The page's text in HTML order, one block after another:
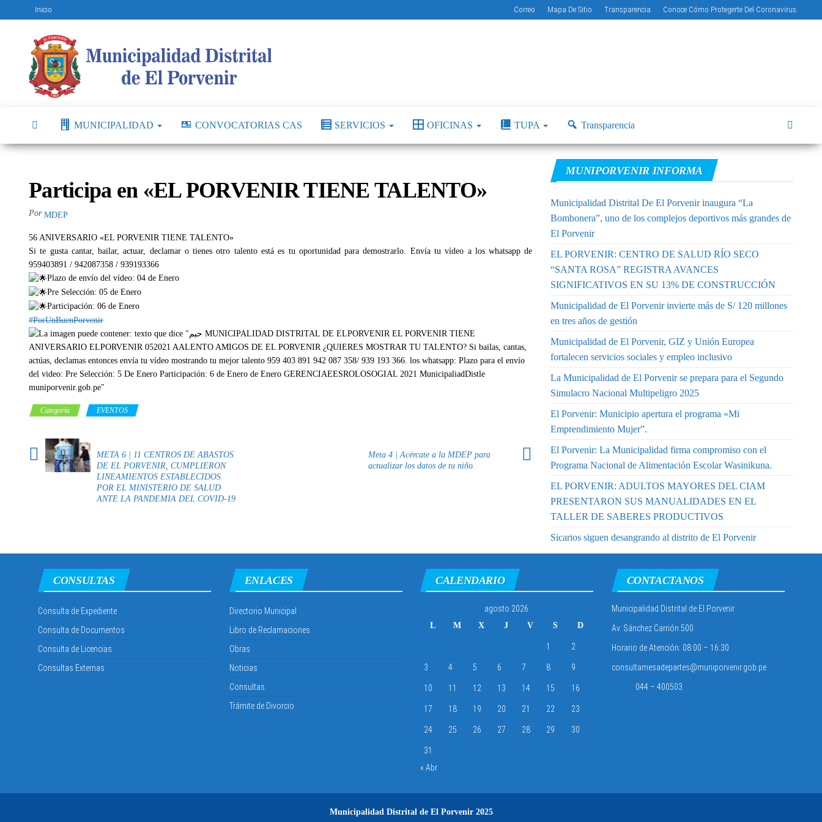
Inicio Correo Mapa De Sitio Transparencia Conoce Cómo Protegerte Del Coronavirus
del
MUNICIPALIDAD CONVOCATORIAS CAS SERVICIOS OFICINAS TUPA Transparencia
Participa en «EL PORVENIR TIENE TALENTO»
Por MDEP
56 ANIVERSARIO «EL PORVENIR TIENE TALENTO»
Si te gusta cantar, bailar, actuar, declamar o tienes otro talento está es tu oportunidad para demostrarlo. Envía tu vídeo a los whatsapp de
959403891 / 942087358 / 939193366
Plazo de envío del vídeo: 04 de Enero
Pre Selección: 05 de Enero
Participación: 06 de Enero
#PorUnBuenPorvenir
Categoría EVENTOS
META 6 | 11 CENTROS DE ABASTOS
DE EL PORVENIR, CUMPLIERON
LINEAMIENTOS ESTABLECIDOS
POR EL MINISTERIO DE SALUD
ANTE LA PANDEMIA DEL COVID-19
Meta 4 | Acércate a la MDEP para
actualizar los datos de tu niño.
MUNIPORVENIR INFORMA
Municipalidad Distrital De El Porvenir inaugura “La
Bombonera”, uno de los complejos deportivos más grandes de
El Porvenir
EL PORVENIR: CENTRO DE SALUD RÍO SECO
“SANTA ROSA” REGISTRA AVANCES
SIGNIFICATIVOS EN SU 13% DE CONSTRUCCIÓN
Municipalidad de El Porvenir invierte más de S/ 120 millones
en tres años de gestión
Municipalidad de El Porvenir, GIZ y Unión Europea
fortalecen servicios sociales y empleo inclusivo
La Municipalidad de El Porvenir se prepara para el Segundo
Simulacro Nacional Multipeligro 2025
El Porvenir: Municipio apertura el programa «Mi
Emprendimiento Mujer”.
El Porvenir: La Municipalidad firma compromiso con el
Programa Nacional de Alimentación Escolar Wasinikuna.
EL PORVENIR: ADULTOS MAYORES DEL CIAM
PRESENTARON SUS MANUALIDADES EN EL
TALLER DE SABERES PRODUCTIVOS
Sicarios siguen desangrando al distrito de El Porvenir
CONSULTAS
Consulta de Expediente
Consulta de Documentos
Consulta de Licencias
Consultas Externas
ENLACES
Directorio Municipal
Libro de Reclamaciones
Obras
Noticias
Consultas
Trámite de Divorcio
CALENDARIO
agosto 2026
L M X J V S D
1 2
3 4 5 6 7 8 9
10 11 12 13 14 15 16
17 18 19 20 21 22 23
24 25 26 27 28 29 30
31
« Abr
CONTACTANOS
Municipalidad Distrital de El Porvenir
Av. Sánchez Carrión 500
Horario de Atención: 08:00 – 16:30
consultamesadepartes@muniporvenir.gob.pe
044 – 400503
Municipalidad Distrital de El Porvenir 2025